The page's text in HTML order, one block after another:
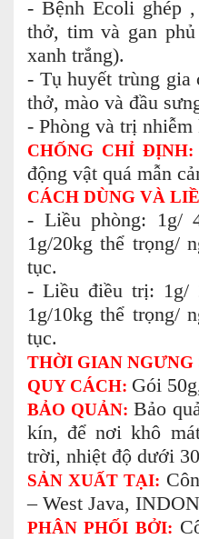
- Bệnh Ecoli ghép
thở, tim và gan
xanh trắng).
- Tụ huyết trùng gia
thở, mào và đầu
- Phòng và trị nhiễm
CHỐNG CHỈ ĐỊNH:
động vật quá mẫn
CÁCH DÙNG VÀ
- Liều phòng:
1g/
1g/20kg thể trọng/
tục.
- Liều điều trị: 1g/
1g/10kg thể trọng/
tục.
THỜI GIAN NGƯNG
QUY CÁCH: Gói
BẢO QUẢN: Bảo
kín, để nơi khô
trời, nhiệt độ dưới 30
SẢN XUẤT TẠI:
– West Java,
PHÂN PHỐI BỞI: